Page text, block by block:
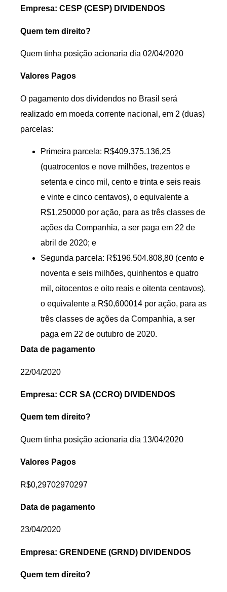
Empresa: CESP (CESP) DIVIDENDOS
Quem tem direito?
Quem tinha posição acionaria dia 02/04/2020
Valores Pagos
O pagamento dos dividendos no Brasil será
realizado em moeda corrente nacional, em 2 (duas)
parcelas:
Primeira parcela: R$409.375.136,25
(quatrocentos e nove milhões, trezentos e
setenta e cinco mil, cento e trinta e seis reais
e vinte e cinco centavos), o equivalente a
R$1,250000 por ação, para as três classes de
ações da Companhia, a ser paga em 22 de
abril de 2020; e
Segunda parcela: R$196.504.808,80 (cento e
noventa e seis milhões, quinhentos e quatro
mil, oitocentos e oito reais e oitenta centavos),
o equivalente a R$0,600014 por ação, para as
três classes de ações da Companhia, a ser
paga em 22 de outubro de 2020.
Data de pagamento
22/04/2020
Empresa: CCR SA (CCRO) DIVIDENDOS
Quem tem direito?
Quem tinha posição acionaria dia 13/04/2020
Valores Pagos
R$0,29702970297
Data de pagamento
23/04/2020
Empresa: GRENDENE (GRND) DIVIDENDOS
Quem tem direito?